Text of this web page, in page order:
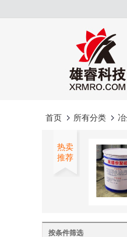
首页 所有分类
热卖
推荐
按条件筛选